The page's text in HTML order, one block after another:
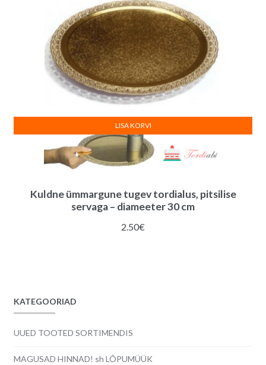
Kuldne ümmargune tugev tordialus, pitsilise
servaga – diameeter 30 cm
2.50€
LISA KORVI
KATEGOORIAD
UUED TOOTED SORTIMENDIS
MAGUSAD HINNAD! sh LÕPUMÜÜK